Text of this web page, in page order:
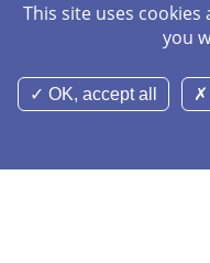
©Nominoë CHU Rennes
This site uses
you
OK, accept all